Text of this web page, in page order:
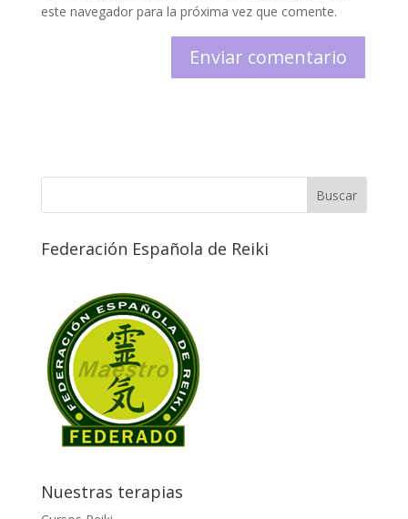
este navegador para la próxima vez que comente.
Federación Española de Reiki
Nuestras terapias